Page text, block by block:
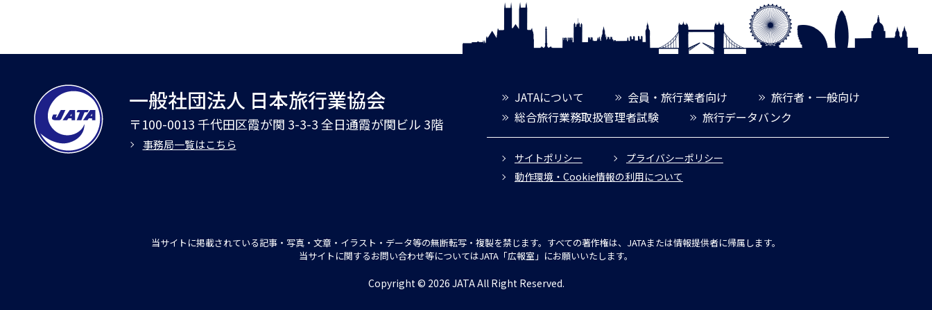
一般社団法人 日本旅行業協会
〒100-0013 千代田区霞が関 3-3-3 全日通霞が関ビル 3階
事務局一覧はこちら
JATAについて 会員・旅行業者向け
旅行者・一般向け
総合旅行業務取扱管理者試験
旅行データバンク
サイトポリシー
プライバシーポリシー
動作環境・Cookie情報の利用について
当サイトに掲載されている記事・写真・文章・イラスト・データ等の無断転写・複製を禁じます。すべての著作権は、JATAまたは情報提供者に帰属します。
当サイトに関するお問い合わせ等についてはJATA「広報室」にお願いいたします。
Copyright © 2026 JATA All Right Reserved.